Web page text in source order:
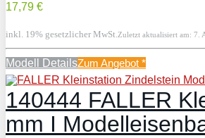
17,79 €
inkl. 19% gesetzlicher MwSt.Zuletzt aktualisiert am: 7.
Modell DetailsZum Angebot *
140444 FALLER
mm I